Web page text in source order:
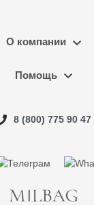
О компании
Помощь
8 (800) 775 90 47